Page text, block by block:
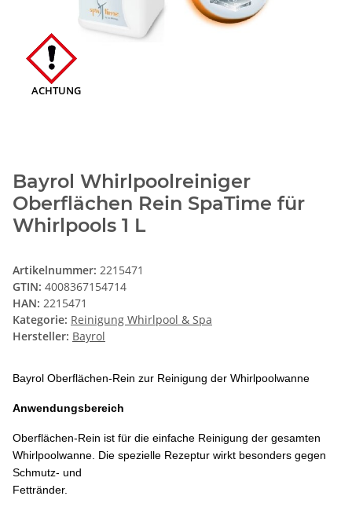
ACHTUNG
Bayrol Whirlpoolreiniger
Oberflächen Rein SpaTime für
Whirlpools 1 L
Artikelnummer: 2215471
GTIN: 4008367154714
HAN: 2215471
Kategorie: Reinigung Whirlpool & Spa
Hersteller: Bayrol
Bayrol Oberflächen-Rein zur Reinigung der Whirlpoolwanne
Anwendungsbereich
Oberflächen-Rein ist für die einfache Reinigung der gesamten
Whirlpoolwanne. Die spezielle Rezeptur wirkt besonders gegen
Schmutz- und
Fettränder.